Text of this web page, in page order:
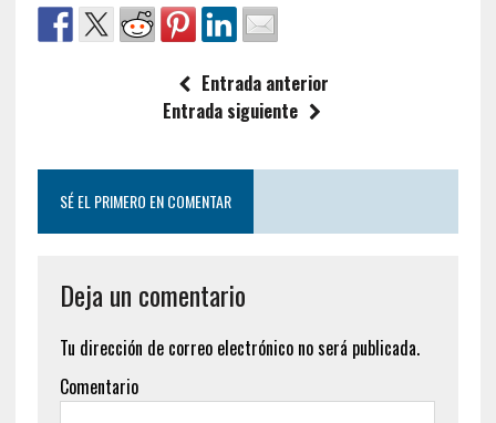
Entrada anterior
Entrada siguiente
SÉ EL PRIMERO EN COMENTAR
Deja un comentario
Tu dirección de correo electrónico no será publicada.
Comentario